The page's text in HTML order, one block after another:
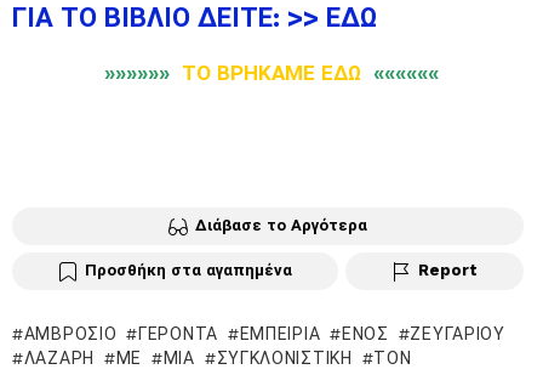
ΓΙΑ ΤΟ ΒΙΒΛΙΟ ΔΕΙΤΕ: >> ΕΔΩ
»»»»»» ΤΟ ΒΡΗΚΑΜΕ ΕΔΩ ««««««
Διάβασε το Αργότερα
Προσθήκη στα αγαπημένα Report
ΑΜΒΡΌΣΙΟ ΓΈΡΟΝΤΑ ΕΜΠΕΙΡΊΑ ΕΝΌΣ
ΖΕΥΓΑΡΙΟΎ
ΛΆΖΑΡΗ
ΜΕ ΜΙΑ ΣΥΓΚΛΟΝΙΣΤΙΚΉ ΤΟΝ